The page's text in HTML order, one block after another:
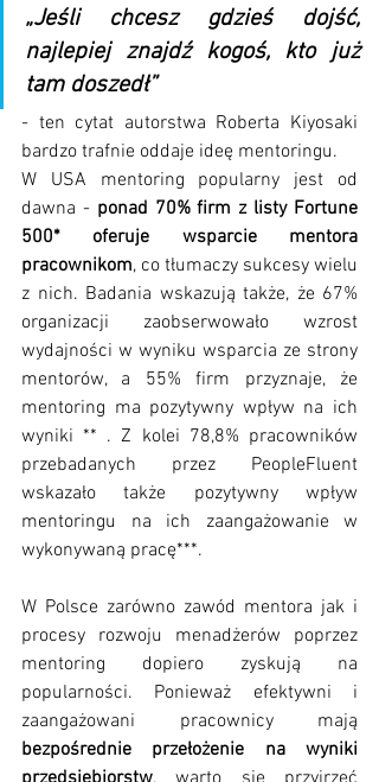
„Jeśli chcesz gdzieś dojść,
najlepiej znajdź kogoś, kto już
tam doszedł”
- ten cytat autorstwa Roberta Kiyosaki
bardzo trafnie oddaje ideę mentoringu.
W USA mentoring popularny jest od
dawna - ponad 70% firm z listy Fortune
500* oferuje wsparcie mentora
pracownikom, co tłumaczy sukcesy wielu
z nich. Badania wskazują także, że 67%
organizacji zaobserwowało wzrost
wydajności w wyniku wsparcia ze strony
mentorów, a 55% firm przyznaje, że
mentoring ma pozytywny wpływ na ich
wyniki ** . Z kolei 78,8% pracowników
przebadanych przez PeopleFluent
wskazało także pozytywny wpływ
mentoringu na ich zaangażowanie w
wykonywaną pracę***.
W Polsce zarówno zawód mentora jak i
procesy rozwoju menadżerów poprzez
mentoring dopiero zyskują na
popularności. Ponieważ efektywni i
bezpośrednie przełożenie na wyniki